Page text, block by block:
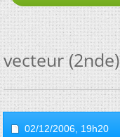
vecteur (2nde)
02/12/2006, 19h20